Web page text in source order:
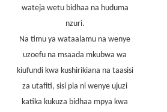
wateja wetu bidhaa na huduma
nzuri.
Na timu ya wataalamu na wenye
uzoefu na msaada mkubwa wa
kiufundi kwa kushirikiana na taasisi
za utafiti, sisi pia ni wenye ujuzi
katika kukuza bidhaa mpya kwa